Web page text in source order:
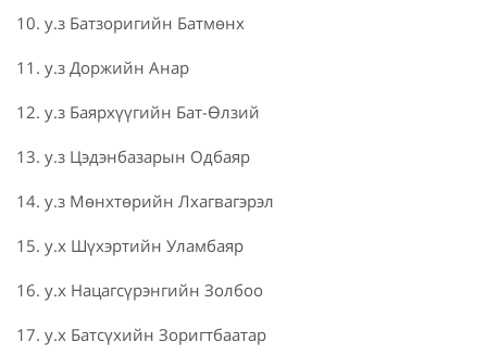
10. у.з Батзоригийн Батмөнх
11. у.з Доржийн Анар
12. у.з Баярхүүгийн Бат-Өлзий
13. у.з Цэдэнбазарын Одбаяр
14. у.з Мөнхтөрийн Лхагвагэрэл
15. у.х Шүхэртийн Уламбаяр
16. у.х Нацагсүрэнгийн Золбоо
17. у.х Батсүхийн Зоригтбаатар